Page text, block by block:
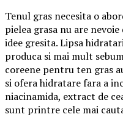
Tenul gras necesita o
pielea grasa nu are
idee gresita. Lipsa
produca si mai mult
coreene pentru ten gras
si ofera hidratare fara a
niacinamida, extract de
sunt printre cele mai